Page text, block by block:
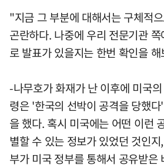
"지금 그 부분에 대해서는 구체적
곤란하다. 나중에 우리 전문기관
로 발표가 있을지는 한번 확인을
-나무호가 화재가 난 이후에 미국
령은 '한국의 선박이 공격을 당했
을 했다. 혹시 미국에는 어떤 이런
별할 수 있는 정보가 있었던 것인
부가 미국 정부를 통해서 공유받은